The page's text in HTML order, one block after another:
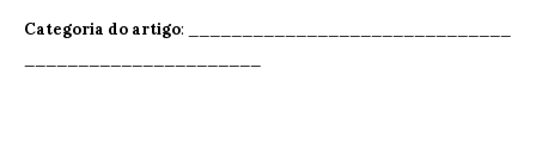
Categoria do artigo: ______________________________